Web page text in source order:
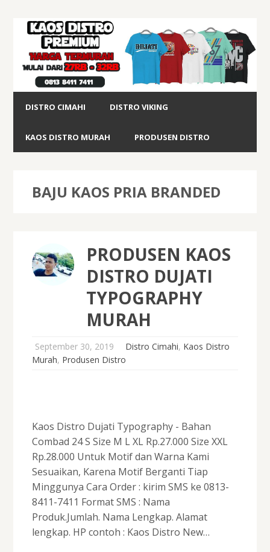
DISTRO CIMAHI DISTRO VIKING
KAOS DISTRO MURAH PRODUSEN DISTRO
BAJU KAOS PRIA BRANDED
PRODUSEN KAOS
DISTRO DUJATI
TYPOGRAPHY
MURAH
September 30, 2019 Distro Cimahi, Kaos Distro
Murah, Produsen Distro
Kaos Distro Dujati Typography - Bahan
Combad 24 S Size M L XL Rp.27.000 Size XXL
Rp.28.000 Untuk Motif dan Warna Kami
Sesuaikan, Karena Motif Berganti Tiap
Minggunya Cara Order : kirim SMS ke 0813-
8411-7411 Format SMS : Nama
Produk.Jumlah. Nama Lengkap. Alamat
lengkap. HP contoh : Kaos Distro New…